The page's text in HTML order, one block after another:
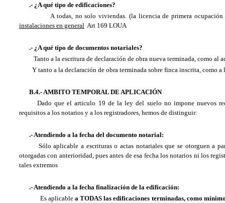
.- ¿A qué tipo de edificaciones?
A todas, no solo viviendas. (la licencia de primera ocupación
instalaciones en general Art 169 LOUA
.- ¿A qué tipo de documentos notariales?
Tanto a la escritura de declaración de obra nueva terminada, como al
Y tanto a la declaración de obra terminada sobre finca inscrita, como
B.4.- AMBITO TEMPORAL DE APLICACIÓN
Dado que el articulo 19 de la ley del suelo no impone nuevos
requisitos a los notarios y a los registradores, hemos de distinguir:
.- Atendiendo a la fecha del documento notarial:
Sólo aplicable a escrituras o actas notariales que se otorguen a
otorgadas con anterioridad, pues antes de esa fecha los notarios ni los
tales extremos
.- Atendiendo a la fecha finalización de la edificación:
Es aplicablea TODAS las edificaciones terminadas, como